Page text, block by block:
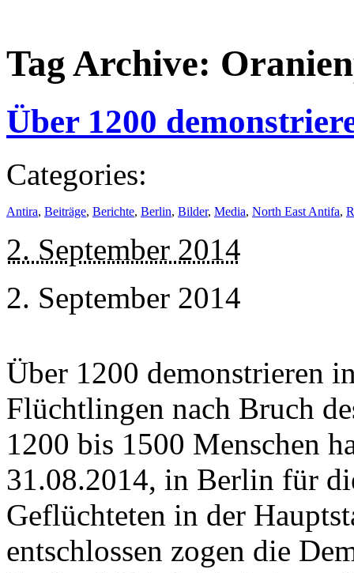
Tag Archive:
Über 1200
Categories:
Antira, Beiträge, Berichte, Berlin, Bilder, Media, North East Antifa,
2. September 2014
2. September 2014
Über 1200 demonstrieren
Flüchtlingen nach Bruch
1200 bis 1500 Menschen
31.08.2014, in Berlin für
Geflüchteten in der
entschlossen zogen die